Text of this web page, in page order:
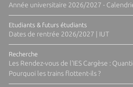
Année universitaire 2026/2027 -
Etudiants & futurs étudiants
Dates de rentrée 2026/2027 | IUT
Recherche
Les Rendez-vous de l'IES Cargèse :
Pourquoi les trains flottent-ils ?